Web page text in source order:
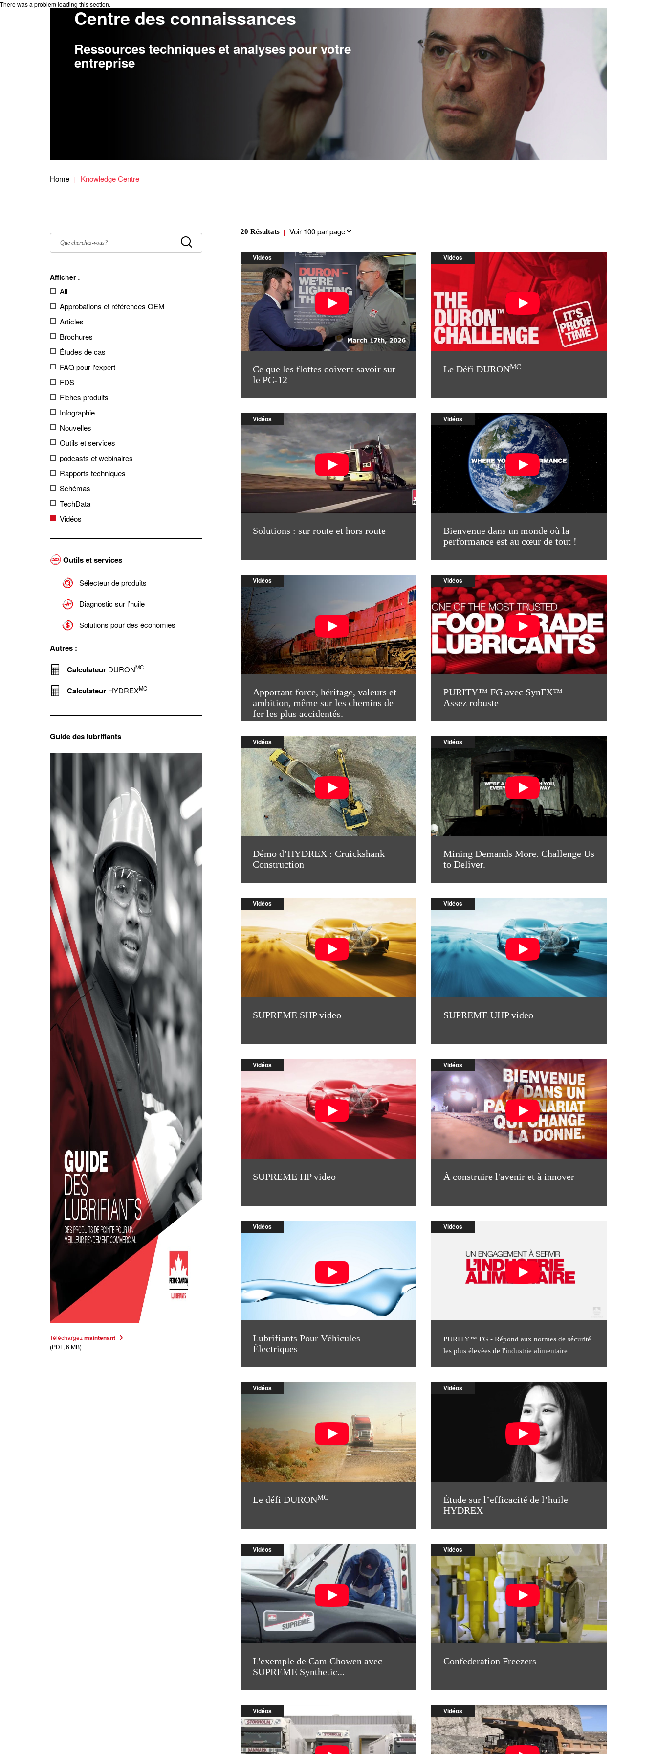
There was a problem loading this section.
Centre des connaissances
Ressources techniques et analyses pour votre
entreprise
Home Knowledge Centre
Submit
Afficher :
All
Approbations et références OEM
Articles
Brochures
Études de cas
FAQ pour l'expert
FDS
Fiches produits
Infographie
Nouvelles
Outils et services
podcasts et webinaires
Rapports techniques
Schémas
TechData
Vidéos
Outils et services
Sélecteur de produits
Diagnostic sur l’huile
Solutions pour des économies
Autres :
Calculateur DURONMC
Calculateur HYDREXMC
Guide des lubrifiants
Téléchargezmaintenant
(PDF, 6 MB)
20 Résultats
Results
Vidéos
Ce que les flottes doivent savoir sur
le PC-12
Vidéos
Le Défi DURONMC
Vidéos
Solutions : sur route et hors route
Vidéos
Bienvenue dans un monde où la
performance est au cœur de tout !
Vidéos
Apportant force, héritage, valeurs et
ambition, même sur les chemins de
fer les plus accidentés.
Vidéos
PURITY™ FG avec SynFX™ –
Assez robuste
Vidéos
Démo d’HYDREX : Cruickshank
Construction
Vidéos
Mining Demands More. Challenge Us
to Deliver.
Vidéos
SUPREME SHP video
Vidéos
SUPREME UHP video
Vidéos
SUPREME HP video
Vidéos
À construire l'avenir et à innover
Vidéos
Lubrifiants Pour Véhicules
Électriques
Vidéos
PURITY™ FG - Répond aux normes de sécurité
les plus élevées de l'industrie alimentaire
Vidéos
Le défi DURONMC
Vidéos
Étude sur l’efficacité de l’huile
HYDREX
Vidéos
L'exemple de Cam Chowen avec
SUPREME Synthetic...
Vidéos
Confederation Freezers
Vidéos Vidéos